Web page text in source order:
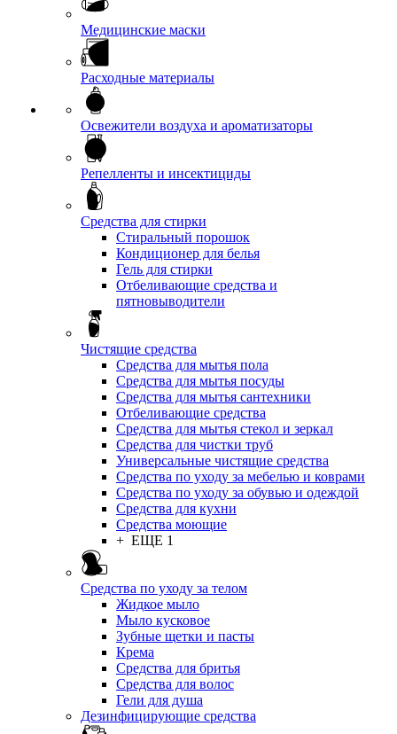
Медицинские маски
Расходные материалы
Освежители воздуха и ароматизаторы
Репелленты и инсектициды
Средства для стирки
Стиральный порошок
Кондиционер для белья
Гель для стирки
Отбеливающие средства и
пятновыводители
Чистящие средства
Средства для мытья пола
Средства для мытья посуды
Средства для мытья сантехники
Отбеливающие средства
Средства для мытья стекол и зеркал
Средства для чистки труб
Универсальные чистящие средства
Средства по уходу за мебелью и коврами
Средства по уходу за обувью и одеждой
Средства для кухни
Средства моющие
+ ЕЩЕ 1
Средства по уходу за телом
Жидкое мыло
Мыло кусковое
Зубные щетки и пасты
Крема
Средства для бритья
Средства для волос
Гели для душа
Дезинфицирующие средства